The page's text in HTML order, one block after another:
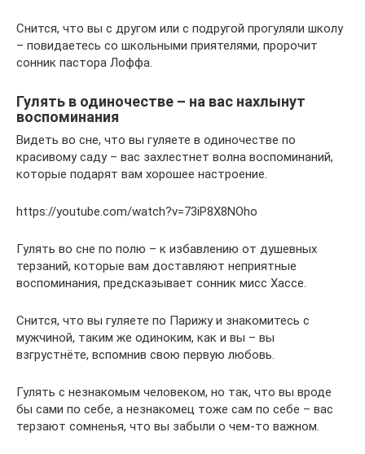
Снится, что вы с другом или с подругой прогуляли школу
– повидаетесь со школьными приятелями, пророчит
сонник пастора Лоффа.
Гулять в одиночестве – на вас нахлынут
воспоминания
Видеть во сне, что вы гуляете в одиночестве по
красивому саду – вас захлестнет волна воспоминаний,
которые подарят вам хорошее настроение.
https://youtube.com/watch?v=73iP8X8NOho
Гулять во сне по полю – к избавлению от душевных
терзаний, которые вам доставляют неприятные
воспоминания, предсказывает сонник мисс Хассе.
Снится, что вы гуляете по Парижу и знакомитесь с
мужчиной, таким же одиноким, как и вы – вы
взгрустнёте, вспомнив свою первую любовь.
Гулять с незнакомым человеком, но так, что вы вроде
бы сами по себе, а незнакомец тоже сам по себе – вас
терзают сомненья, что вы забыли о чем-то важном.